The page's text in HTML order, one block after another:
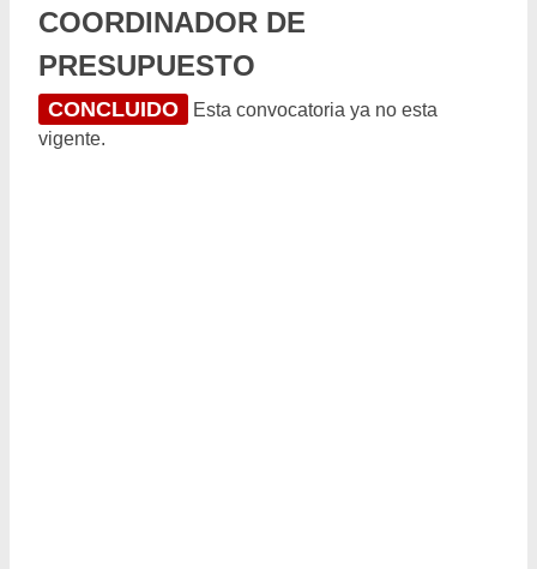
COORDINADOR DE
PRESUPUESTO
CONCLUIDO
Esta convocatoria ya no esta
vigente.